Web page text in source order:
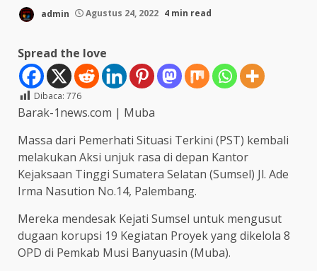
admin Agustus 24, 2022 4 min read
Spread the love
Dibaca: 776
Barak-1news.com | Muba
Massa dari Pemerhati Situasi Terkini (PST) kembali
melakukan Aksi unjuk rasa di depan Kantor
Kejaksaan Tinggi Sumatera Selatan (Sumsel) Jl. Ade
Irma Nasution No.14, Palembang.
Mereka mendesak Kejati Sumsel untuk mengusut
dugaan korupsi 19 Kegiatan Proyek yang dikelola 8
OPD di Pemkab Musi Banyuasin (Muba).